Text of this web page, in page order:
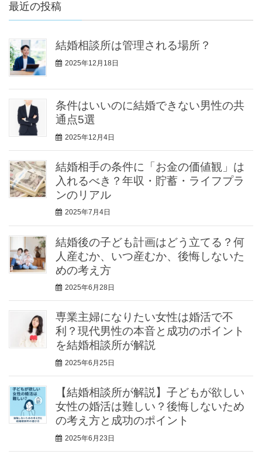
最近の投稿
結婚相談所は管理される場所？
2025年12月18日
条件はいいのに結婚できない男性の共
通点5選
2025年12月4日
結婚相手の条件に「お金の価値観」は
入れるべき？年収・貯蓄・ライフプラ
ンのリアル
2025年7月4日
結婚後の子ども計画はどう立てる？何
人産むか、いつ産むか、後悔しないた
めの考え方
2025年6月28日
専業主婦になりたい女性は婚活で不
利？現代男性の本音と成功のポイント
を結婚相談所が解説
2025年6月25日
【結婚相談所が解説】子どもが欲しい
女性の婚活は難しい？後悔しないため
の考え方と成功のポイント
2025年6月23日